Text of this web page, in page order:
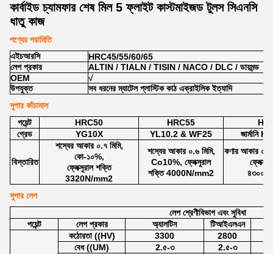
কার্বাইড চ্যামফার শেষ মিল 5 ফ্লাইট কাস্টমাইজড টুলস সিএনসি
ধাতু কাজ
পণ্যের পরামিতি
এইচআরসি
HRC45/55/60/65
লেপ প্রকার
ALTIN / TIALN / TISIN / NACO / DLC / ডায়মন্ড
OEM
√
উপযুক্ত
সব ধরনের ম্যাটেল প্লাস্টিক কাঠ এক্রাইলিক ইত্যাদি
সুপার কাঁচামাল
পয়েন্ট
HRC50 HRC55
গ্রেড
YG10X YL10.2 & WF25 জার্মানি
বিস্তারিত
শস্যের আকার ০.৭ মিমি,
কো-১০%,
ফ্লেক্সুরাল শক্তি
3320N/mm2
শস্যের আকার ০.৬ মিমি,
Co10%, ফ্লেক্সুরাল
শক্তি 4000N/mm2
কণার আকার
সুপার লেপ
লেপ শ্রেণীবিভাগ এবং সুবিধা
পয়েন্ট
লেপ প্রকার অ্যালটিন টিআইএলএন
কঠোরতা ((HV)
3300
2800
বেধ ((UM)
2.৫-৩ 2.৫-৩